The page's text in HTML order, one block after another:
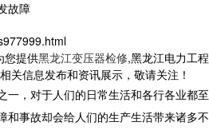
故障
您提供黑龙江变压器检修,黑龙江电力工程
关信息发布和资讯展示，敬请关注！
一，对于人们的日常生活和各行各业都至
和事故却会给人们的生产生活带来诸多不